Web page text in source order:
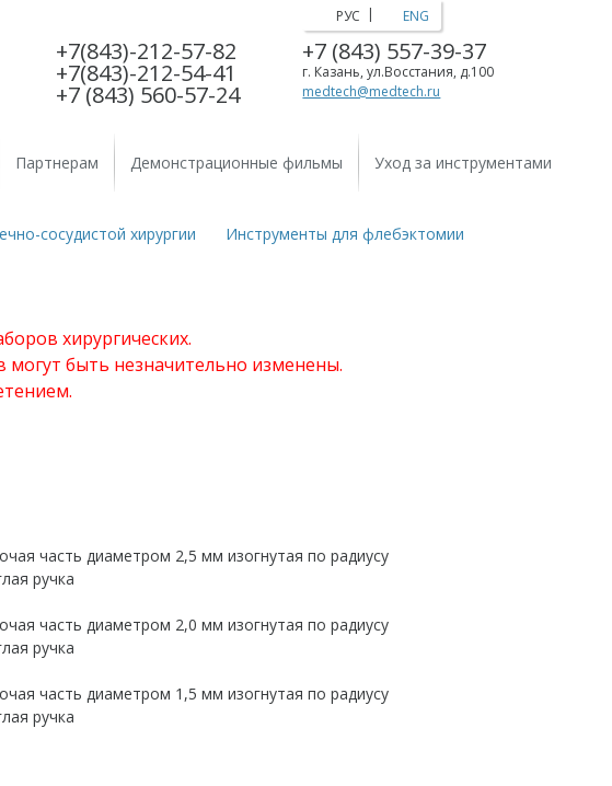
+7(843)-212-57-82
+7(843)-212-54-41
+7 (843) 560-57-24
РУС | ENG
+7 (843) 557-39-37
г. Казань, ул.Восстания, д.100
medtech@medtech.ru
Партнерам Демонстрационные фильмы Уход за инструментами
сосудистой хирургии
Инструменты для флебэктомии
хирургических.
могут быть незначительно изменены.
часть диаметром 2,5 мм изогнутая по радиусу
ручка
часть диаметром 2,0 мм изогнутая по радиусу
ручка
часть диаметром 1,5 мм изогнутая по радиусу
ручка